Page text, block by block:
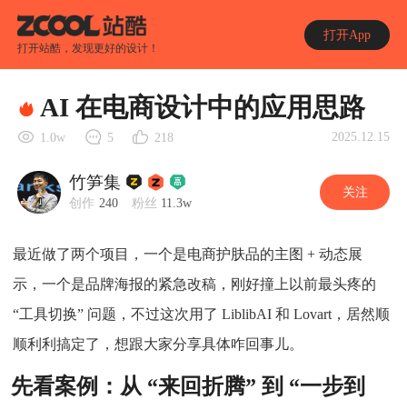
打开站酷，发现更好的设计！
打开App
AI 在电商设计中的应用思路
1.0w 5 218 2025.12.15
竹笋集
创作 240 粉丝 11.3w
关注
最近做了两个项目，一个是电商护肤品的主图 + 动态展
示，一个是品牌海报的紧急改稿，刚好撞上以前最头疼的
“工具切换” 问题，不过这次用了 LiblibAI 和 Lovart，居然顺
顺利利搞定了，想跟大家分享具体咋回事儿。
先看案例：从 “来回折腾” 到 “一步到